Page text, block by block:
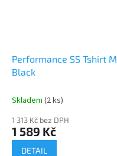
Performance SS Tshirt M
Black
Skladem (2 ks)
1 313 Kč bez DPH
1 589 Kč
DETAIL